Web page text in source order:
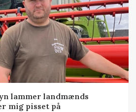
lammer landmænds
mig pisset på